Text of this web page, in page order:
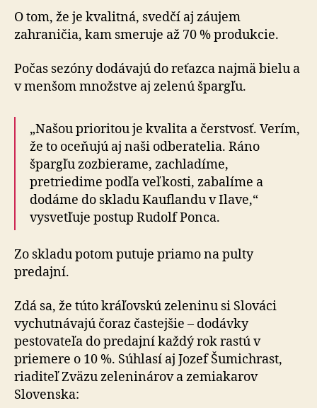
O tom, že je kvalitná, svedčí aj záujem
zahraničia, kam smeruje až 70 % produkcie.
Počas sezóny dodávajú do reťazca najmä bielu a
v menšom množstve aj zelenú špargľu.
„Našou prioritou je kvalita a čerstvosť. Verím,
že to oceňujú aj naši odberatelia. Ráno
špargľu zozbierame, zachladíme,
pretriedime podľa veľkosti, zabalíme a
dodáme do skladu Kauflandu v Ilave,“
vysvetľuje postup Rudolf Ponca.
Zo skladu potom putuje priamo na pulty
predajní.
Zdá sa, že túto kráľovskú zeleninu si Slováci
vychutnávajú čoraz častejšie – dodávky
pestovateľa do predajní každý rok rastú v
priemere o 10 %. Súhlasí aj Jozef Šumichrast,
riaditeľ Zväzu zeleninárov a zemiakarov
Slovenska: